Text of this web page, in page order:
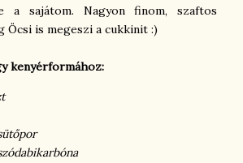
a sajátom. Nagyon finom, szaftos
Öcsi is megeszi a cukkinit :)
kenyérformához: